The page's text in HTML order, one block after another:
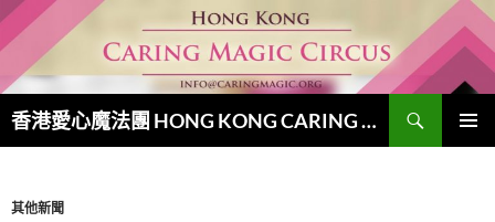
跳
至
要
內
容
香港愛心魔法團 HONG KONG CARING MAGIC CIRCUS
搜
尋
其他新聞